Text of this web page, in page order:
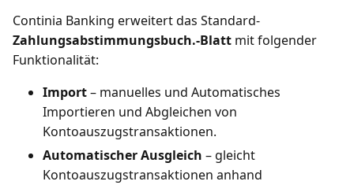
Continia Banking erweitert das Standard-
Zahlungsabstimmungsbuch.-Blatt mit folgender
Funktionalität:
Import– manuelles und Automatisches
Importieren und Abgleichen von
Kontoauszugstransaktionen.
Automatischer Ausgleich – gleicht
Kontoauszugstransaktionen anhand